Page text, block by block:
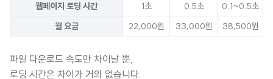
웹페이지 로딩 시간
1초 0.5초
0.1~0.5초
월 요금
22,000원 33,000원 38,500원
파일 다운로드 속도만 차이날 뿐,
로딩 시간은 차이가 거의 없습니다.